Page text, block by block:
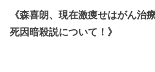
《森喜朗、現在激痩せはがん治
死因暗殺説について！》